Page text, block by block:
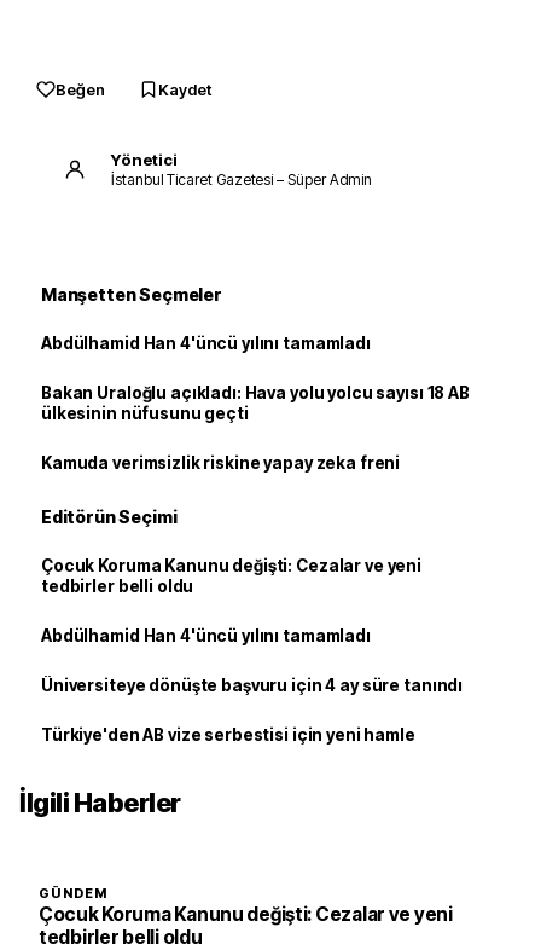
Beğen Kaydet
Yönetici
İstanbul Ticaret Gazetesi – Süper Admin
Manşetten Seçmeler
Abdülhamid Han 4'üncü yılını tamamladı
Bakan Uraloğlu açıkladı: Hava yolu yolcu sayısı 18 AB
ülkesinin nüfusunu geçti
Kamuda verimsizlik riskine yapay zeka freni
Editörün Seçimi
Çocuk Koruma Kanunu değişti: Cezalar ve yeni
tedbirler belli oldu
Abdülhamid Han 4'üncü yılını tamamladı
Üniversiteye dönüşte başvuru için 4 ay süre tanındı
Türkiye'den AB vize serbestisi için yeni hamle
İlgili Haberler
GÜNDEM
Çocuk Koruma Kanunu değişti: Cezalar ve yeni
tedbirler belli oldu